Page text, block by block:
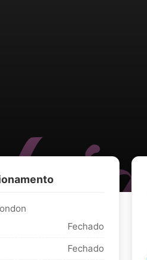
Fechado
Fechado